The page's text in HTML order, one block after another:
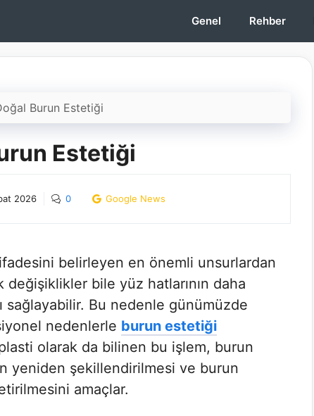
Genel Rehber
Burun Estetiği
Estetiği
2026 0 Google News
belirleyen en önemli unsurlardan
değişiklikler bile yüz hatlarının daha
Bu nedenle günümüzde
nedenlerle burun estetiği
olarak da bilinen bu işlem, burun
yeniden şekillendirilmesi ve burun
amaçlar.